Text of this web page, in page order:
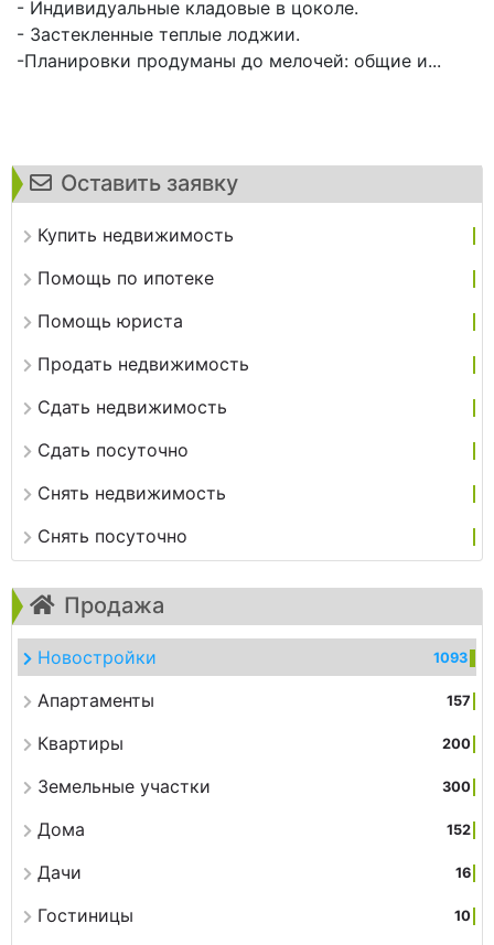
Оставить заявку
Купить недвижимость
Помощь по ипотеке
Помощь юриста
Продать недвижимость
Сдать недвижимость
Сдать посуточно
Снять недвижимость
Снять посуточно
Продажа
Новостройки 1093
Апартаменты 157
Квартиры 200
Земельные участки 300
Дома 152
Дачи 16
Гостиницы 10
- Индивидуальные кладовые в цоколе.
- Застекленные теплые лоджии.
-Планировки продуманы до мелочей: общие и...